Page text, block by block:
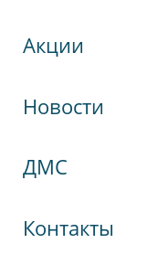
Акции
Новости
ДМС
Контакты